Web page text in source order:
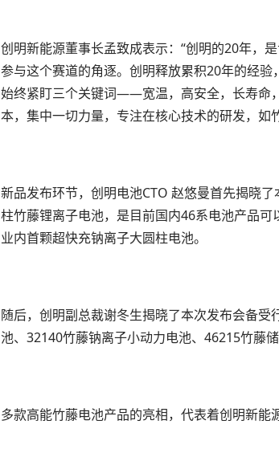
创明新能源董事长孟致成表示：“创明的20年，
参与这个赛道的角逐。创明释放累积20年的经
始终紧盯三个关键词——宽温，高安全，长寿命
本，集中一切力量，专注在核心技术的研发，
新品发布环节，创明电池CTO 赵悠曼首先揭晓
柱竹藤锂离子电池，是目前国内46系电池产品
业内首颗超快充钠离子大圆柱电池。
随后，创明副总裁谢冬生揭晓了本次发布会备
池、32140竹藤钠离子小动力电池、46215竹藤储
多款高能竹藤电池产品的亮相，代表着创明新能